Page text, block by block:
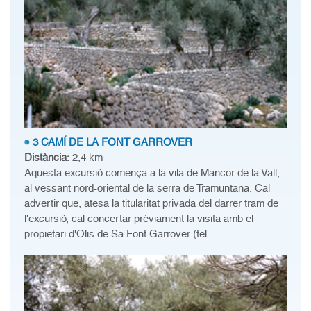
3 CAMÍ DE LA FONT GARROVER
Distància: 2,4 km
Aquesta excursió comença a la vila de Mancor de la Vall,
al vessant nord-oriental de la serra de Tramuntana. Cal
advertir que, atesa la titularitat privada del darrer tram de
l'excursió, cal concertar prèviament la visita amb el
propietari d'Olis de Sa Font Garrover (tel. ...